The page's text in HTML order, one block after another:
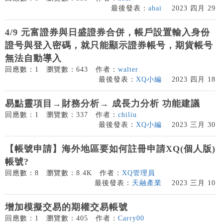
最後發表： abai 2023 四月 29
4/9 元富證券與日盛證券合併，帳戶設置輸入身份
證号與登入密碼，就只能顯示證券帳号，期貨帳号
無法自動導入
回應數：1 瀏覽數：643 作者： walter
最後發表： XQ小編 2023 四月 18
易點靈項目→財務分析→ 成長力分析 功能建議
回應數：1 瀏覽數：337 作者： chiliu
最後發表： XQ小編 2023 三月 30
【帳號申請】海外地區要如何註冊申請XQ(個人版)
帳號?
回應數：8 瀏覽數：8.4K 作者： XQ管理員
最後發表： 天融產業 2023 三月 10
增加模擬交易的期權交易帳號
回應數：1 瀏覽數：405 作者： Carry00